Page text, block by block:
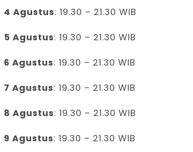
4 Agustus: 19.30 – 21.30 WIB
5 Agustus: 19.30 – 21.30 WIB
6 Agustus: 19.30 – 21.30 WIB
7 Agustus: 19.30 – 21.30 WIB
8 Agustus: 19.30 – 21.30 WIB
9 Agustus: 19.30 – 21.30 WIB